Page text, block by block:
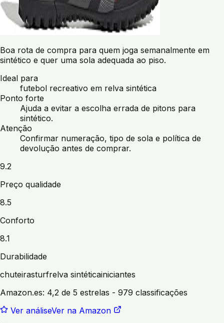
Boa rota de compra para quem joga semanalmente em
sintético e quer uma sola adequada ao piso.
Ideal para
futebol recreativo em relva sintética
Ponto forte
Ajuda a evitar a escolha errada de pitons para
sintético.
Atenção
Confirmar numeração, tipo de sola e política de
devolução antes de comprar.
9.2
Preço qualidade
8.5
Conforto
8.1
Durabilidade
chuteirasturfrelva sintéticainiciantes
Amazon.es: 4,2 de 5 estrelas - 979 classificações
Ver análiseVer na Amazon